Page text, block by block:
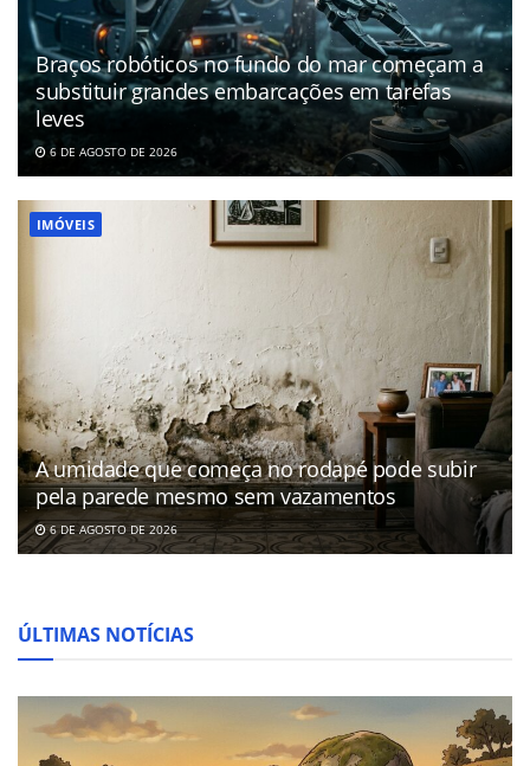
Braços robóticos no fundo do mar começam a
substituir grandes embarcações em tarefas
leves
6 DE AGOSTO DE 2026
IMÓVEIS
A umidade que começa no rodapé pode subir
pela parede mesmo sem vazamentos
6 DE AGOSTO DE 2026
ÚLTIMAS NOTÍCIAS